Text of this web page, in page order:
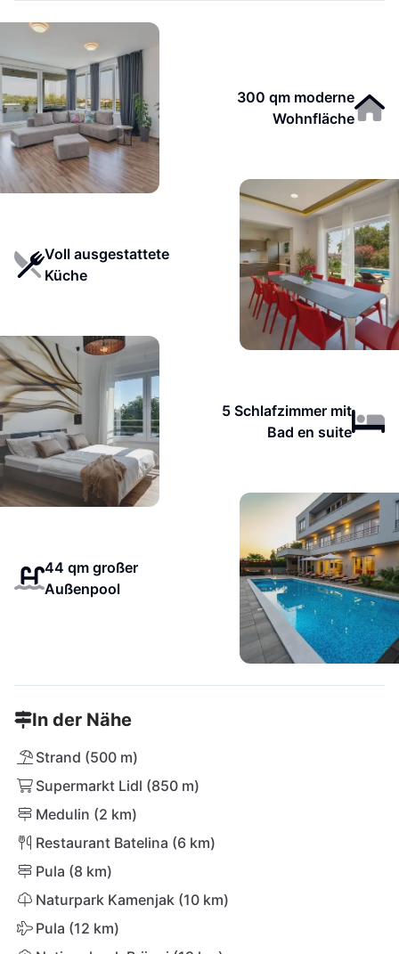
300 qm moderne
Wohnfläche
Voll ausgestattete
Küche
5 Schlafzimmer mit
Bad en suite
44 qm großer
Außenpool
In der Nähe
Strand (500 m)
Supermarkt Lidl (850 m)
Medulin (2 km)
Restaurant Batelina (6 km)
Pula (8 km)
Naturpark Kamenjak (10 km)
Pula (12 km)